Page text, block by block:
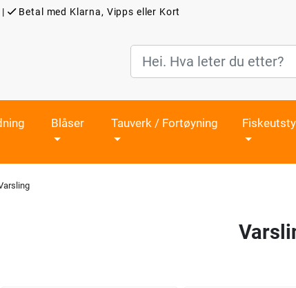
| Betal med Klarna, Vipps eller Kort
Blåser Tauverk / Fortøyning